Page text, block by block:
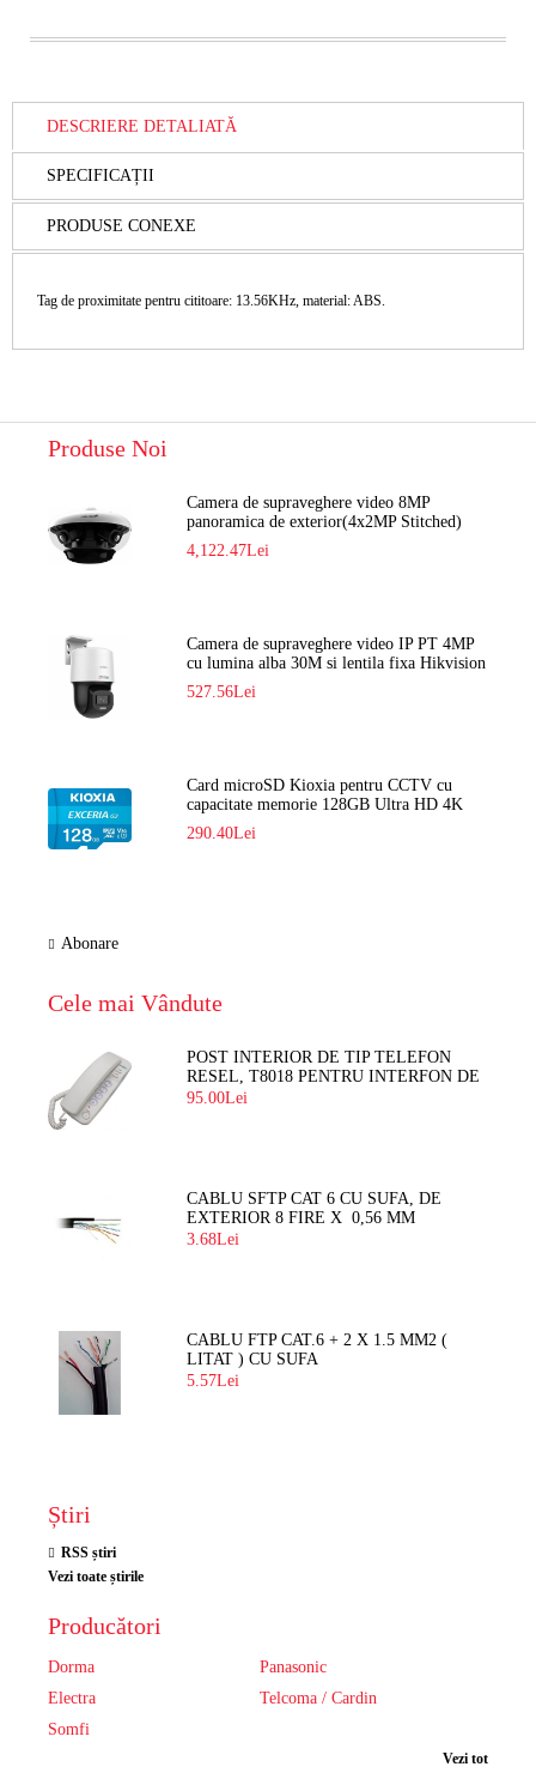
DESCRIERE DETALIATĂ
SPECIFICAȚII
PRODUSE CONEXE
Tag de proximitate pentru cititoare: 13.56KHz, material: ABS.
Produse Noi
Camera de supraveghere video 8MP
panoramica de exterior(4x2MP Stitched)
Navaio NGC-7482PR
4,122.47Lei
Camera de supraveghere video IP PT 4MP
cu lumina alba 30M si lentila fixa Hikvision
DS-2DE2C400SCG-E F1
527.56Lei
Card microSD Kioxia pentru CCTV cu
capacitate memorie 128GB Ultra HD 4K
LMEX2L128GG2
290.40Lei
Abonare
Cele mai Vândute
POST INTERIOR DE TIP TELEFON
RESEL, T8018 PENTRU INTERFON DE
BLOC
95.00Lei
CABLU SFTP CAT 6 CU SUFA, DE
EXTERIOR 8 FIRE X 0,56 MM
3.68Lei
CABLU FTP CAT.6 + 2 X 1.5 MM2 (
LITAT ) CU SUFA
5.57Lei
Știri
RSS știri
Vezi toate știrile
Producători
Dorma
Panasonic
Electra
Telcoma / Cardin
Somfi
Vezi tot